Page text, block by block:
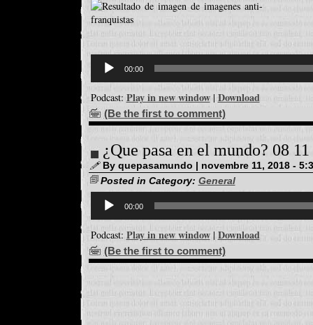
d'àudio
00:00
Podcast: Play in new window| Download
(Be the first to comment)
¿Que pasa en el mundo? 08
By quepasamundo | novembre 11, 2018 -
Posted in Category: General
d'àudio
00:00
Podcast: Play in new window| Download
(Be the first to comment)